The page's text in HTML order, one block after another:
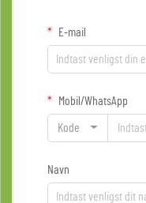
E-mail
Mobil/WhatsApp
Kode
Navn